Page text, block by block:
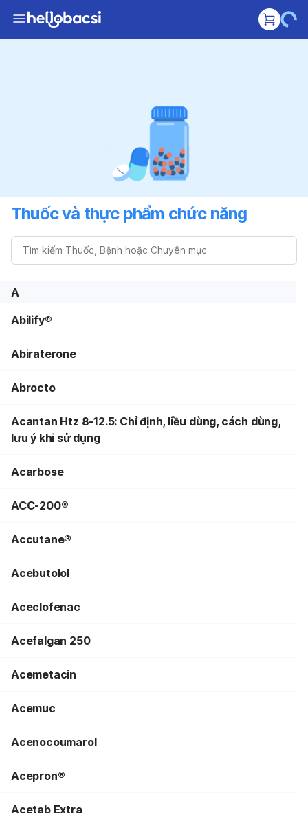
Thuốc và thực phẩm chức năng
A
Abilify®
Abiraterone
Abrocto
Acantan Htz 8-12.5: Chỉ định, liều dùng, cách dùng,
lưu ý khi sử dụng
Acarbose
ACC-200®
Accutane®
Acebutolol
Aceclofenac
Acefalgan 250
Acemetacin
Acemuc
Acenocoumarol
Acepron®
Acetab Extra